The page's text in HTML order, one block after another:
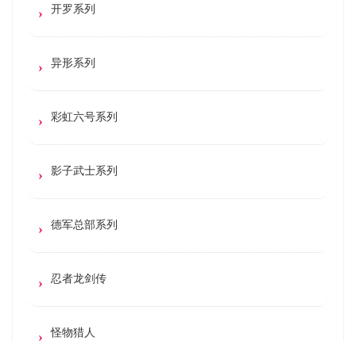
开罗系列
异形系列
彩虹六号系列
影子武士系列
德军总部系列
忍者龙剑传
怪物猎人